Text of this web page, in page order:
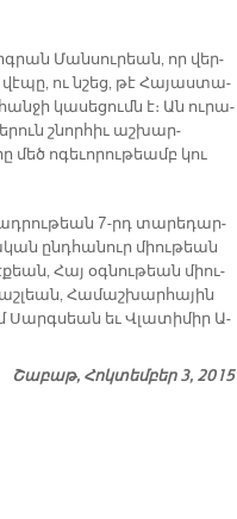
Ման­սու­րեան, որ վեր­
ու նշեց, թէ Հա­յաս­տա­
կա­սե­ցումն է։ Ան ու­րա­
շնոր­հիւ աշ­խար­
ո­գե­ւո­րու­թեամբ կու
7-րդ տա­րե­դար­
ընդ­հա­նուր միու­թեան
Հայ օգ­նու­թեան միու­
Հա­մաշ­խար­հա­յին
Սարգ­սեան եւ Վլա­տի­միր Ա­
Շաբաթ, Հոկտեմբեր 3, 2015